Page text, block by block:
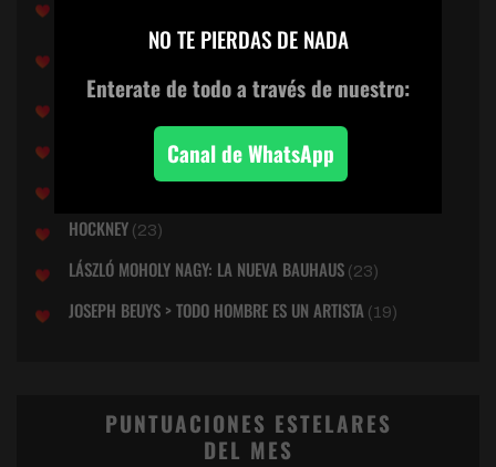
DONNA HARAWAY: CUENTOS PARA LA SUPERVIVENCIA
EVA HESSE
DUCHAMP: ARTE DE LO POSIBLE(26)
BILL VIOLA: EL OJO DEL CORAZON
HOCKNEY (23)
LÁSZLÓ MOHOLY NAGY: LA NUEVA BAUHAUS (23)
JOSEPH BEUYS > TODO HOMBRE ES UN ARTISTA (19)
PUNTUACIONES ESTELARES
DEL MES
NO TE PIERDAS DE NADA
Enterate de todoa través de nuestro:
Canal de WhatsApp